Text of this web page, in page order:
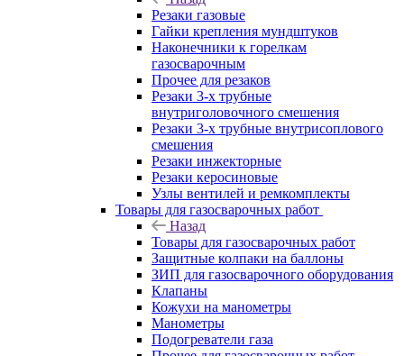
Резаки газовые
Гайки крепления мундштуков
Наконечники к горелкам
газосварочным
Прочее для резаков
Резаки 3-х трубные
внутриголовочного смешения
Резаки 3-х трубные внутрисоплового
смешения
Резаки инжекторные
Резаки керосиновые
Узлы вентилей и ремкомплекты
Товары для газосварочных работ
Назад
Товары для газосварочных работ
Защитные колпаки на баллоны
ЗИП для газосварочного оборудования
Клапаны
Кожухи на манометры
Манометры
Подогреватели газа